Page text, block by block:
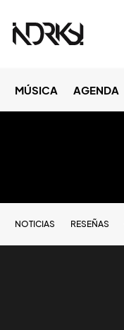
MÚSICA AGENDA
NOTICIAS RESEÑAS